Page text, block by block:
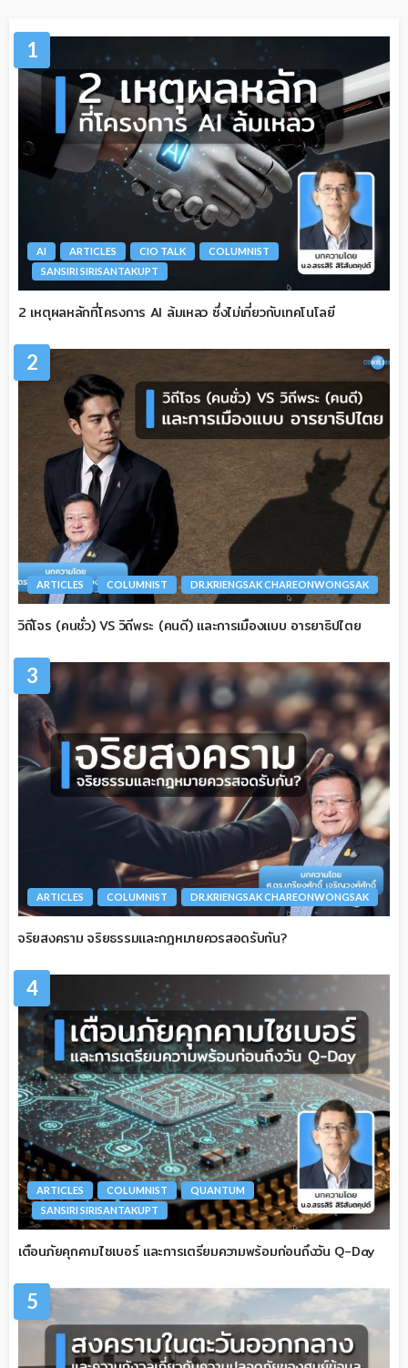
1
AI ARTICLES CIO TALK
COLUMNIST
SANSIRI SIRISANTAKUPT
2 เหตุผลหลักที่โครงการ AI ล้มเหลว ซึ่งไม่เกี่ยวกับเทคโนโลยี
2
ARTICLES COLUMNIST DR.KRIENGSAK CHAREONWONGSAK
วิถีโจร (คนชั่ว) VS วิถีพระ (คนดี) และการเมืองแบบ อารยาธิปไตย
3
ARTICLES COLUMNIST DR.KRIENGSAK CHAREONWONGSAK
จริยสงคราม จริยธรรมและกฎหมายควรสอดรับกัน?
4
ARTICLES COLUMNIST
QUANTUM
SANSIRI SIRISANTAKUPT
เตือนภัยคุกคามไซเบอร์ และการเตรียมความพร้อมก่อนถึงวัน Q-Day
5